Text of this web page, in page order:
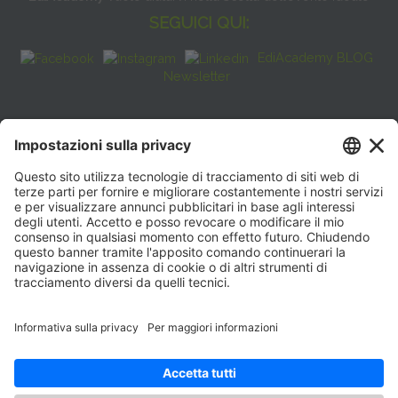
SEGUICI QUI:
EdiAcademy BLOG
Newsletter
FAQ
CONTATTI
EdiAcademy
Sede operativa: V.le E. Forlanini, 21 - 20134, Milano
(+39)0270211274
E-mail:formazione@eenet.it
Sede legale: V.le E. Forlanini, 21 - 20134, Milano
ORARI SEGRETERIA
Lunedì—Giovedì: 08:30–17:30
Venerdì: 08:30–16:00